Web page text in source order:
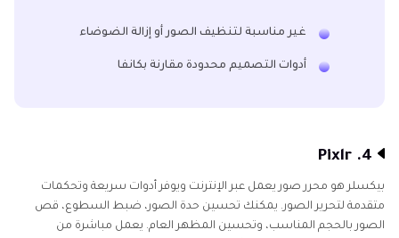
غير مناسبة لتنظيف الصور أو إزالة الضوضاء
أدوات التصميم محدودة مقارنة بكانفا
4. Pixlr
بيكسلر هو محرر صور يعمل عبر الإنترنت ويوفر أدوات سريعة وتحكمات
متقدمة لتحرير الصور. يمكنك تحسين حدة الصور، ضبط السطوع، قص
الصور بالحجم المناسب، وتحسين المظهر العام. يعمل مباشرة من